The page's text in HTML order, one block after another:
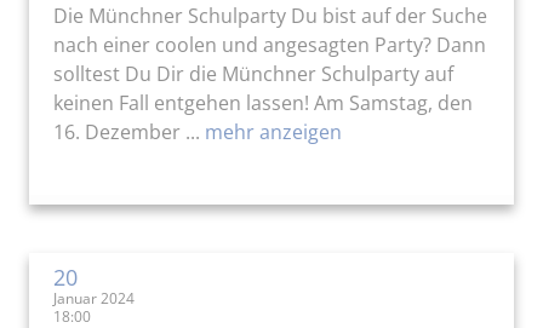
Die Münchner Schulparty Du bist auf der Suche
nach einer coolen und angesagten Party? Dann
solltest Du Dir die Münchner Schulparty auf
keinen Fall entgehen lassen! Am Samstag, den
16. Dezember ... mehr anzeigen
20
Januar 2024
18:00